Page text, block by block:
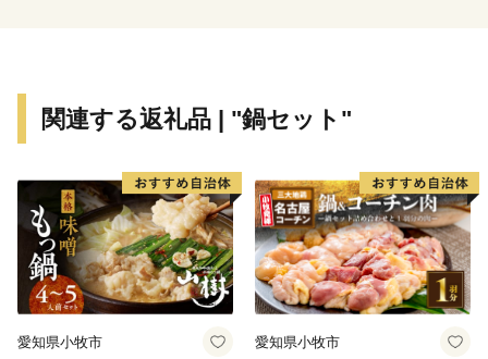
関連する返礼品 | "鍋セット"
愛知県小牧市 愛知県小牧市